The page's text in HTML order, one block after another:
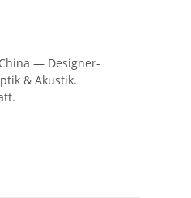
China — Designer-
& Akustik.